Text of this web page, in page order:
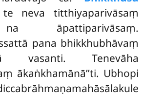
neva titthiyaparivāsaṃ
āpattiparivāsaṃ.
pana bhikkhubhāvaṃ
vasanti. Tenevāha
ākaṅkhamānā’’ti. Ubhopi